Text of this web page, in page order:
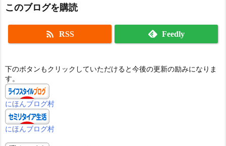
このブログを購読
 RSS Feedly
下のボタンもクリックしていただけると今後の更新の励みになりま
す。
にほんブログ村
にほんブログ村